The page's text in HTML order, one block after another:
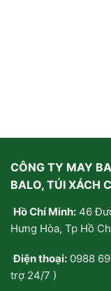
CÔNG TY MAY
BALO, TÚI XÁCH
Hồ Chí Minh: 46
Hưng Hòa, Tp Hồ
Điện thoại: 0988
trợ 24/7 )